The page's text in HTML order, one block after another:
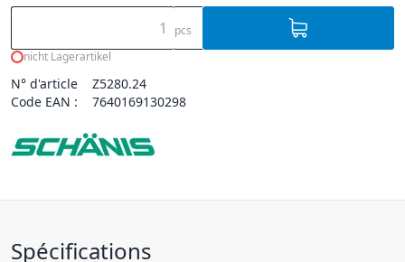
pcs
nicht Lagerartikel
N° d'article
Z5280.24
Code EAN :
7640169130298
Spécifications